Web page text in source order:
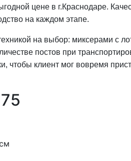
цене в г.Краснодаре.
на каждом этапе.
на выбор: миксерами с
постов при
чтобы клиент мог вовремя